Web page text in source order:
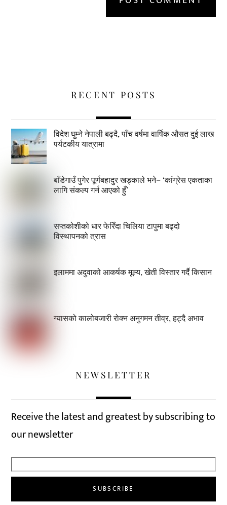
RECENT POSTS
विदेश घुम्ने नेपाली बढ्दै, पाँच वर्षमा वार्षिक औसत दुई लाख
पर्यटकीय यात्रामा
बाँडेगाउँ पुगेर पूर्णबहादुर खड्काले भने– ‘कांग्रेस एकताका
लागि संकल्प गर्न आएको हुँ’
सप्तकोशीको धार फेरिँदा चिलिया टापुमा बढ्दो
विस्थापनको त्रास
इलाममा अदुवाको आकर्षक मूल्य, खेती विस्तार गर्दै किसान
ग्यासको कालोबजारी रोक्न अनुगमन तीव्र, हट्दै अभाव
NEWSLETTER
Receive the latest and greatest by subscribing to
our newsletter